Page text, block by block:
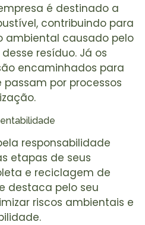
é destinado a
contribuindo para
ambiental causado pelo
resíduo. Já os
encaminhados para
passam por processos
responsabilidade
etapas de seus
e reciclagem de
destaca pelo seu
riscos ambientais e